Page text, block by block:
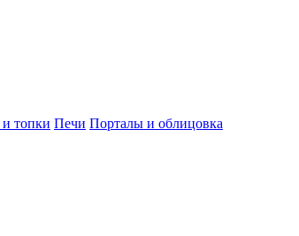
топки Печи Порталы и облицовка